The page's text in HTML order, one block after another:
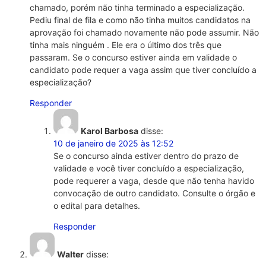
chamado, porém não tinha terminado a especialização.
Pediu final de fila e como não tinha muitos candidatos na
aprovação foi chamado novamente não pode assumir. Não
tinha mais ninguém . Ele era o último dos três que
passaram. Se o concurso estiver ainda em validade o
candidato pode requer a vaga assim que tiver concluído a
especialização?
Responder
Karol Barbosa disse:
10 de janeiro de 2025 às 12:52
Se o concurso ainda estiver dentro do prazo de
validade e você tiver concluído a especialização,
pode requerer a vaga, desde que não tenha havido
convocação de outro candidato. Consulte o órgão e
o edital para detalhes.
Responder
Walter disse: